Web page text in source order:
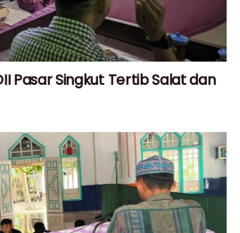
Pasar Singkut Tertib Salat dan